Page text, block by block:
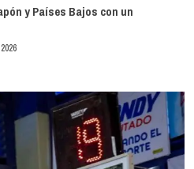
y Países Bajos con un